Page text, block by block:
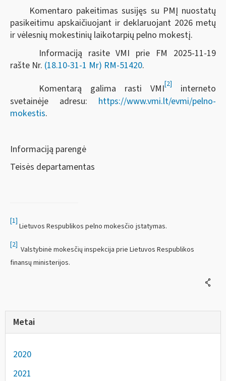
Komentaro pakeitimas susijęs su PMĮ nuostatų
pasikeitimu apskaičiuojant ir deklaruojant 2026 metų
ir vėlesnių mokestinių laikotarpių pelno mokestį.
Informaciją rasite VMI prie FM 2025-11-19
rašte Nr. (18.10-31-1 Mr) RM-51420.
Komentarą galima rasti VMI[2]
interneto
svetainėje adresu: https://www.vmi.lt/evmi/pelno-
mokestis.
Informaciją parengė
Teisės departamentas
[1]
Lietuvos Respublikos pelno mokesčio įstatymas.
[2]
Valstybinė mokesčių inspekcija prie Lietuvos Respublikos
finansų ministerijos.
Metai
2020
2021